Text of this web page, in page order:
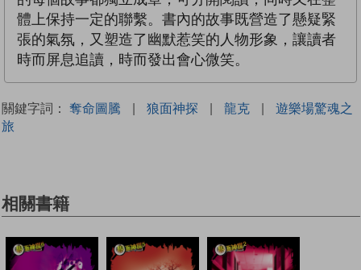
體上保持一定的聯繫。書內的故事既營造了懸疑緊
張的氣氛，又塑造了幽默惹笑的人物形象，讓讀者
時而屏息追讀，時而發出會心微笑。
關鍵字詞： 奪命圖騰 | 狼面神探 | 龍克 |
遊樂場驚魂之
旅
相關書籍